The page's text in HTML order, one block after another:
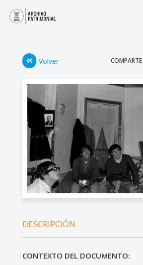
Volver COMPARTE
DESCRIPCIÓN
CONTEXTO DEL DOCUMENTO: